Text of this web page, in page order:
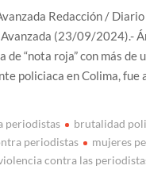
Redacción / Diario
(23/09/2024).-
“nota roja” con más de
policiaca en Colima, fue
periodistas
brutalidad
periodistas
mujeres
contra las